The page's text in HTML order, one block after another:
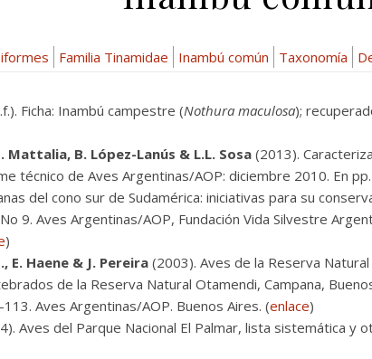
Familia Tinamidae Inambú común Taxonomía
Ficha: Inambú campestre (Nothura maculosa);
Mattalia, B. López-Lanús & L.L. Sosa (2013).
técnico de Aves Argentinas/AOP: diciembre 2010. En
del cono sur de Sudamérica: iniciativas para su
9. Aves Argentinas/AOP, Fundación Vida Silvestre
)
E. Haene & J. Pereira (2003). Aves de la Reserva
de la Reserva Natural Otamendi, Campana,
Aves Argentinas/AOP. Buenos Aires. (enlace)
Aves del Parque Nacional El Palmar, lista sistemática y